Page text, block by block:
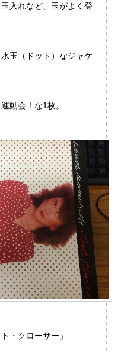
入れなど、玉がよく登
玉（ドット）なジャケ
動会！な1枚。
・クローサー」